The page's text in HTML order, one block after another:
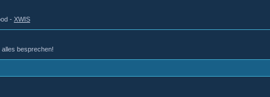
- XWIS
besprechen!